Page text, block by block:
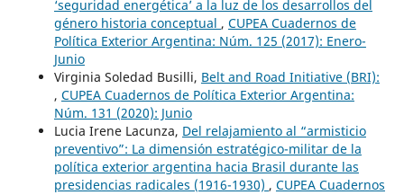
‘seguridad energética’ a la luz de los desarrollos del
género historia conceptual , CUPEA Cuadernos de
Política Exterior Argentina: Núm. 125 (2017): Enero-
Junio
Virginia Soledad Busilli, Belt and Road Initiative (BRI):
, CUPEA Cuadernos de Política Exterior Argentina:
Núm. 131 (2020): Junio
Lucia Irene Lacunza, Del relajamiento al “armisticio
preventivo”: La dimensión estratégico-militar de la
política exterior argentina hacia Brasil durante las
presidencias radicales (1916-1930) , CUPEA Cuadernos